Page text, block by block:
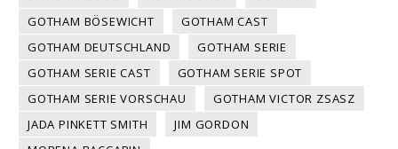
GOTHAM BÖSEWICHT
GOTHAM CAST
GOTHAM DEUTSCHLAND
GOTHAM SERIE
GOTHAM SERIE CAST
GOTHAM SERIE SPOT
GOTHAM SERIE VORSCHAU
GOTHAM VICTOR ZSASZ
JADA PINKETT SMITH
JIM GORDON